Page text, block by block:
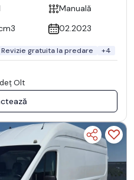
Manuală
02.2023
Revizie gratuita la predare +4
Olt